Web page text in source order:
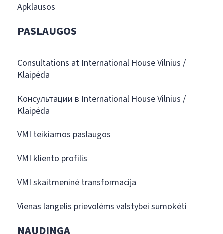
Apklausos
PASLAUGOS
Consultations at International House Vilnius /
Klaipėda
Консультации в International House Vilnius /
Klaipėda
VMI teikiamos paslaugos
VMI kliento profilis
VMI skaitmeninė transformacija
Vienas langelis prievolėms valstybei sumokėti
NAUDINGA